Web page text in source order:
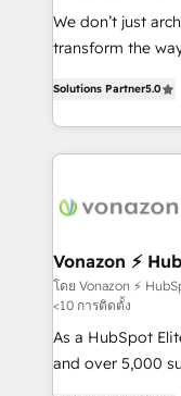
Canada,
South Africa. Certified compliant with ISO/IEC
international
We don’t just
transform the
creating
accelerate
and ensure faster
day one, our
strategies that deliver
is to empower
—faster. Through
responsiveness,
your team to
Solutions Partner5.0
Vonazon ⚡
Strategy
โดย Vonazon ⚡
<10 การติดตั้ง
As a HubSpot
and over 5,000